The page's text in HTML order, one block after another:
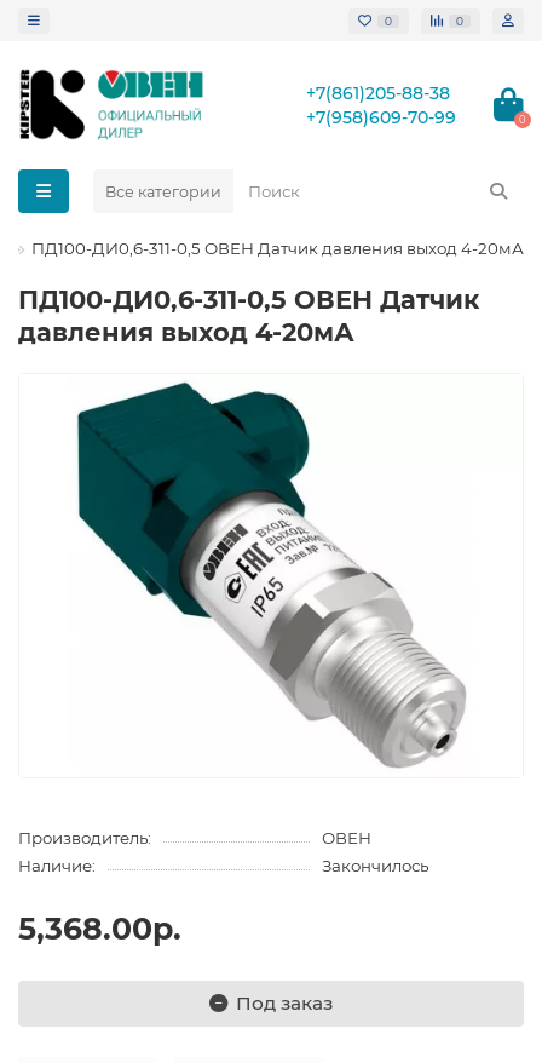
0 0
+7(861)205-88-38
+7(958)609-70-99
0
Все категории
ПД100-ДИ0,6-311-0,5 ОВЕН Датчик давления выход 4-20мА
ПД100-ДИ0,6-311-0,5 ОВЕН Датчик
давления выход 4-20мА
Производитель:
ОВЕН
Наличие:
Закончилось
5,368.00р.
Под заказ